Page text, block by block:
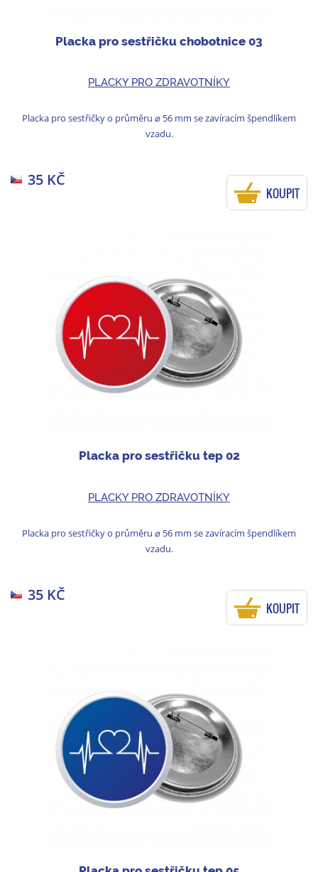
Placka pro sestřičku chobotnice 03
PLACKY PRO ZDRAVOTNÍKY
Placka pro sestřičky o průměru ⌀ 56 mm se zavíracím špendlíkem
vzadu.
35 KČ
KOUPIT
Placka pro sestřičku tep 02
PLACKY PRO ZDRAVOTNÍKY
Placka pro sestřičky o průměru ⌀ 56 mm se zavíracím špendlíkem
vzadu.
35 KČ
KOUPIT